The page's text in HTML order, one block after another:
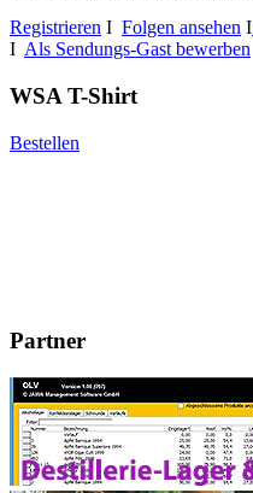
Registrieren I Folgen ansehen I
I Als Sendungs-Gast bewerben
WSA T-Shirt
Bestellen
Partner